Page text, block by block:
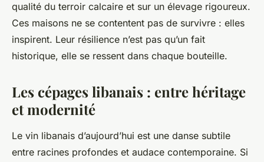
qualité du terroir calcaire et sur un élevage rigoureux.
Ces maisons ne se contentent pas de survivre : elles
inspirent. Leur résilience n’est pas qu’un fait
historique, elle se ressent dans chaque bouteille.
Les cépages libanais : entre héritage
et modernité
Le vin libanais d’aujourd’hui est une danse subtile
entre racines profondes et audace contemporaine. Si